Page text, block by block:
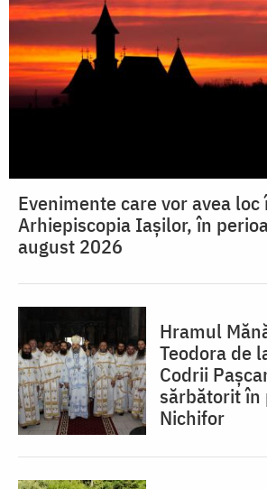
Evenimente care vor avea loc
Arhiepiscopia Iaşilor, în
august 2026
Hramul
Teodora de
Codrii
sărbătorit în
Nichifor